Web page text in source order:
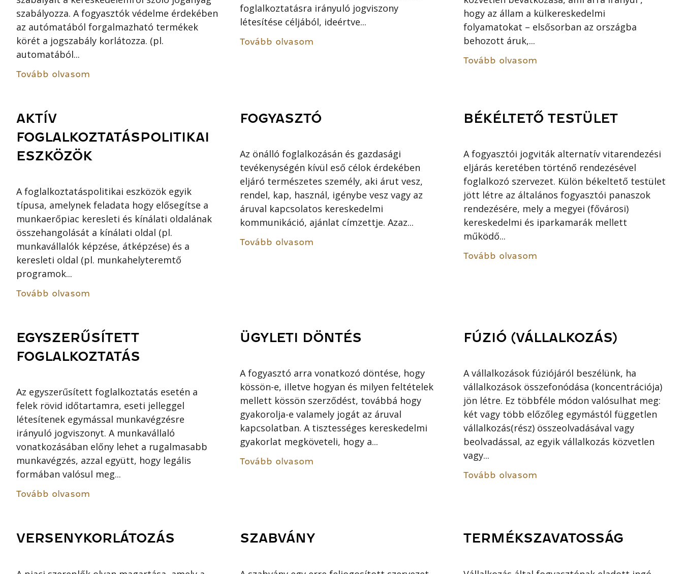
szabályozza. A fogyasztók védelme érdekében
az autómatából forgalmazható termékek
körét a jogszabály korlátozza. (pl.
automatából...
Tovább olvasom
foglalkoztatásra irányuló jogviszony
létesítése céljából, ideértve...
Tovább olvasom
hogy az állam a külkereskedelmi
folyamatokat – elsősorban az országba
behozott áruk,...
Tovább olvasom
AKTÍV
FOGLALKOZTATÁSPOLITIKAI
ESZKÖZÖK
A foglalkoztatáspolitikai eszközök egyik
típusa, amelynek feladata hogy elősegítse a
munkaerőpiac keresleti és kínálati oldalának
összehangolását a kínálati oldal (pl.
munkavállalók képzése, átképzése) és a
keresleti oldal (pl. munkahelyteremtő
programok...
Tovább olvasom
FOGYASZTÓ
Az önálló foglalkozásán és gazdasági
tevékenységén kívül eső célok érdekében
eljáró természetes személy, aki árut vesz,
rendel, kap, használ, igénybe vesz vagy az
áruval kapcsolatos kereskedelmi
kommunikáció, ajánlat címzettje. Azaz...
Tovább olvasom
BÉKÉLTETŐ TESTÜLET
A fogyasztói jogviták alternatív vitarendezési
eljárás keretében történő rendezésével
foglalkozó szervezet. Külön békeltető testület
jött létre az általános fogyasztói panaszok
rendezésére, mely a megyei (fővárosi)
kereskedelmi és iparkamarák mellett
működő...
Tovább olvasom
EGYSZERŰSÍTETT
FOGLALKOZTATÁS
Az egyszerűsített foglalkoztatás esetén a
felek rövid időtartamra, eseti jelleggel
létesítenek egymással munkavégzésre
irányuló jogviszonyt. A munkavállaló
vonatkozásában előny lehet a rugalmasabb
munkavégzés, azzal együtt, hogy legális
formában valósul meg...
Tovább olvasom
ÜGYLETI DÖNTÉS
A fogyasztó arra vonatkozó döntése, hogy
kössön-e, illetve hogyan és milyen feltételek
mellett kössön szerződést, továbbá hogy
gyakorolja-e valamely jogát az áruval
kapcsolatban. A tisztességes kereskedelmi
gyakorlat megköveteli, hogy a...
Tovább olvasom
FÚZIÓ (VÁLLALKOZÁS)
A vállalkozások fúziójáról beszélünk, ha
vállalkozások összefonódása (koncentrációja)
jön létre. Ez többféle módon valósulhat meg:
két vagy több előzőleg egymástól független
vállalkozás(rész) összeolvadásával vagy
beolvadással, az egyik vállalkozás közvetlen
vagy...
Tovább olvasom
VERSENYKORLÁTOZÁS SZABVÁNY TERMÉKSZAVATOSSÁG